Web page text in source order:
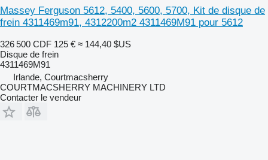
Massey Ferguson 5612, 5400, 5600, 5700, Kit de disque de
frein 4311469m91, 4312200m2 4311469M91 pour 5612
326 500 CDF 125 € ≈ 144,40 $US
Disque de frein
4311469M91
Irlande, Courtmacsherry
COURTMACSHERRY MACHINERY LTD
Contacter le vendeur